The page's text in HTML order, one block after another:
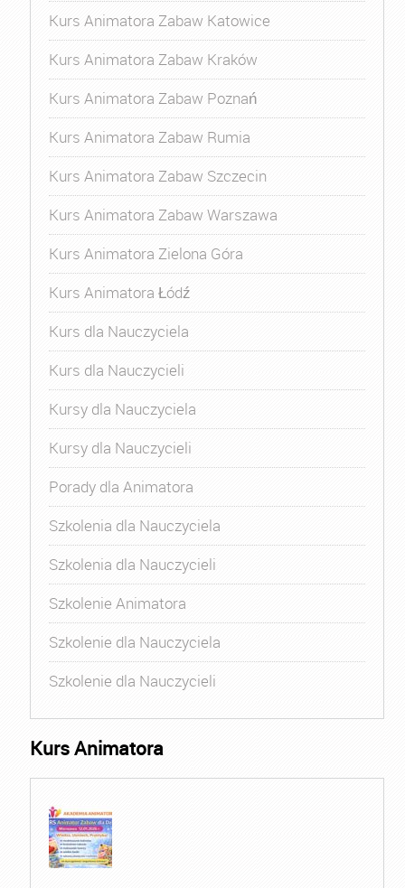
Kurs Animatora Zabaw Katowice
Kurs Animatora Zabaw Kraków
Kurs Animatora Zabaw Poznań
Kurs Animatora Zabaw Rumia
Kurs Animatora Zabaw Szczecin
Kurs Animatora Zabaw Warszawa
Kurs Animatora Zielona Góra
Kurs Animatora Łódź
Kurs dla Nauczyciela
Kurs dla Nauczycieli
Kursy dla Nauczyciela
Kursy dla Nauczycieli
Porady dla Animatora
Szkolenia dla Nauczyciela
Szkolenia dla Nauczycieli
Szkolenie Animatora
Szkolenie dla Nauczyciela
Szkolenie dla Nauczycieli
Kurs Animatora